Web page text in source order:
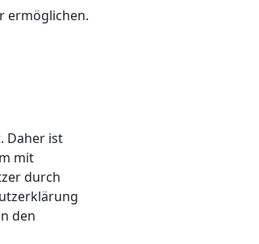
ermöglichen.
Daher ist
mit
durch
den